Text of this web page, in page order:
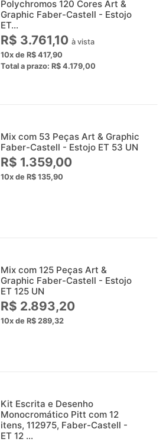
Polychromos 120 Cores Art &
Graphic Faber-Castell - Estojo
ET...
R$ 3.761,10 à vista
10x de R$ 417,90
Total a prazo: R$ 4.179,00
Mix com 53 Peças Art & Graphic
Faber-Castell - Estojo ET 53 UN
R$ 1.359,00
10x de R$ 135,90
Mix com 125 Peças Art &
Graphic Faber-Castell - Estojo
ET 125 UN
R$ 2.893,20
10x de R$ 289,32
Kit Escrita e Desenho
Monocromático Pitt com 12
itens, 112975, Faber-Castell -
ET 12 ...